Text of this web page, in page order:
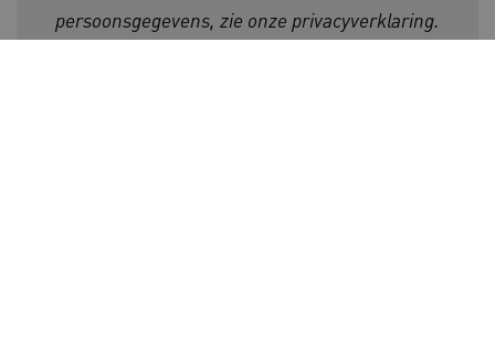
persoonsgegevens, zie onze privacyverklaring.